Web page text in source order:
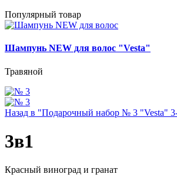
Популярный товар
Шампунь NEW для волос "Vesta"
Травяной
Назад в "Подарочный набор № 3 "Vesta"
3в1
Красный виноград и гранат